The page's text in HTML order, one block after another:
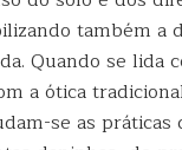
também a
Quando se lida
a ótica
se as práticas